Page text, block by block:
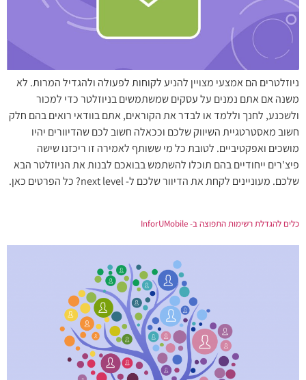
ניוזלטרים הם אמצעי מצויין להניע לקוחות לפעולה ולהגדיל המרות. לא
משנה אם אתם נמנים על עסקים שמשתמשים בניוזלטר כדי למכור
ולשכנע, לחנך וללמד או לבדר את הקוראים, אתם בוודאי רואים בהם חלק
חשוב מאסטרטגיית השיווק שלכם וככאלה חשוב לכם שהדיוורים יהיו
מושכים ואפקטיביים. לטובת כל מי ששותף לאמירה זו ריכזנו שישה
פיצ'רים ייחודיים בהם תוכלו להשתמש בבואכם לבנות את הניוזלטר הבא
שלכם. מעוניינים לקחת את הדיוור שלכם ל- next level? כל הפרטים כאן.
כלים להגדלת רשימות התפוצה ב- InforUMobile